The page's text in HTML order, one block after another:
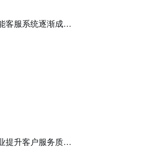
客服系统逐渐成…
提升客户服务质…